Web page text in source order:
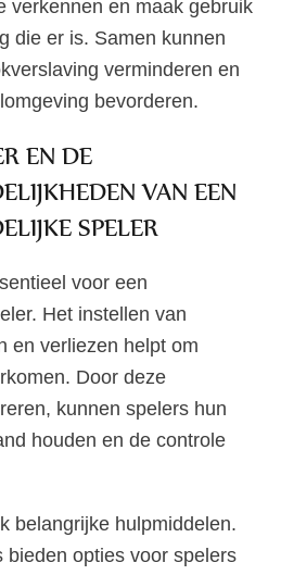
verkennen en maak gebruik
die er is. Samen kunnen
verminderen en
bevorderen.
EN DE
VAN EEN
SPELER
voor een
Het instellen van
en verliezen helpt om
Door deze
kunnen spelers hun
houden en de controle
belangrijke hulpmiddelen.
bieden opties voor spelers